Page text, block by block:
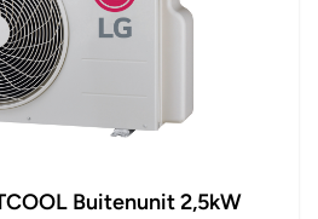
Buitenunit 2,5kW